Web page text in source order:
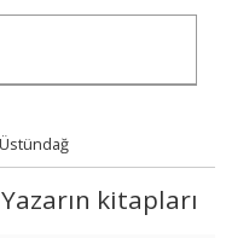
kitapları